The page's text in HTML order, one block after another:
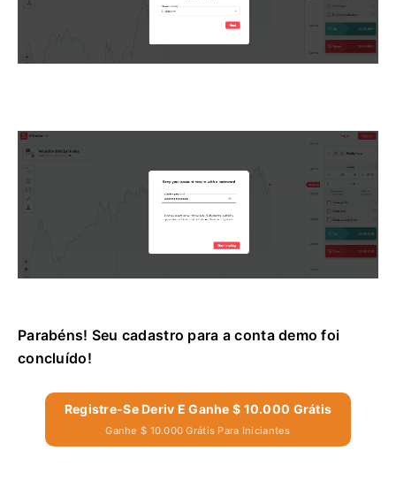
Parabéns! Seu cadastro para a conta demo foi
concluído!
Registre-Se Deriv E Ganhe $ 10.000 Grátis
Ganhe $ 10.000 Grátis Para Iniciantes